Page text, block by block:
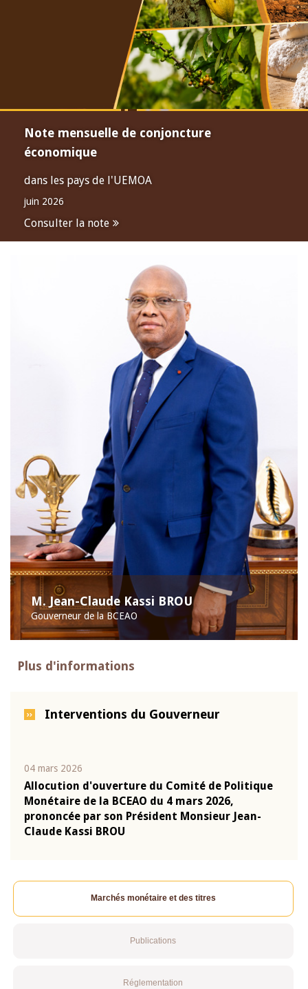
Note mensuelle de conjoncture
économique
dans les pays de l'UEMOA
juin 2026
Consulter la note
M. Jean-Claude Kassi BROU
Gouverneur de la BCEAO
Plus d'informations
Interventions du Gouverneur
04 mars 2026
Allocution d'ouverture du Comité de Politique
Monétaire de la BCEAO du 4 mars 2026,
prononcée par son Président Monsieur Jean-
Claude Kassi BROU
Marchés monétaire et des titres
Publications
Réglementation